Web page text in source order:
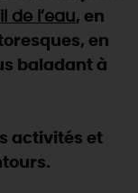
de l’eau, en
en
baladant à
activités et